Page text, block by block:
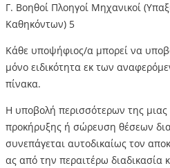
Γ. Βοηθοί Πλοηγοί Μηχανικοί
Καθηκόντων) 5
Κάθε υποψήφιος/α μπορεί να
μόνο ειδικότητα εκ των
πίνακα.
Η υποβολή περισσότερων της μιας
προκήρυξης ή σώρευση θέσεων
συνεπάγεται αυτοδικαίως τον
ας από την περαιτέρω διαδικασία